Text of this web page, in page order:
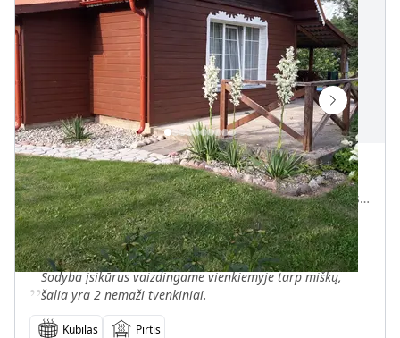
Audros vienkiemis
Kreivagalio g. 1, Grabauka, Krosnos sen., Lazdijų r. sav., LT-67444
Vietų iki60
0 m iki Grabauka centro
„Sodyba įsikūrus vaizdingame vienkiemyje tarp miškų,
šalia yra 2 nemaži tvenkiniai.
Kubilas Pirtis